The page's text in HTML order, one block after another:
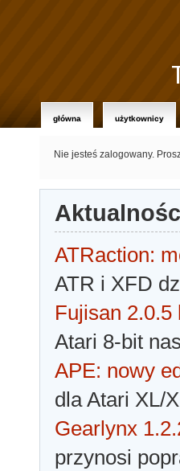
główna użytkownicy
Nie jesteś zalogowany.
ATRaction:
ATR i XFD
Fujisan 2.0.5
Atari 8-bit
APE: nowy
dla Atari XL/
Gearlynx
przynosi